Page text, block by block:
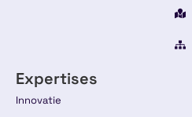
Expertises
Innovatie